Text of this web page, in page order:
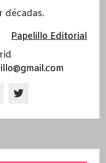
décadas.
Papelillo Editorial